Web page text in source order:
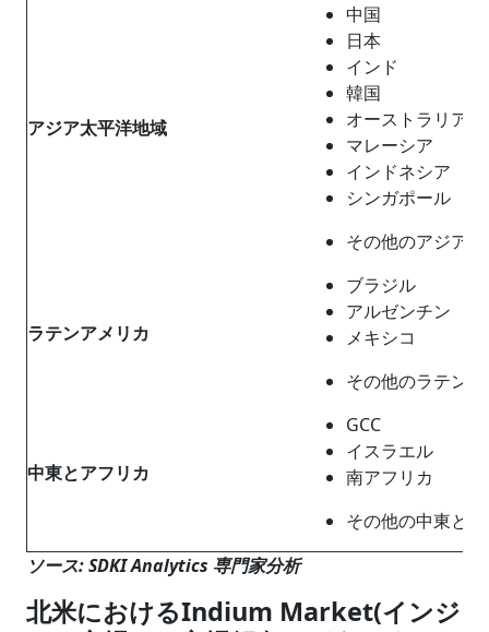
アジア太平洋地域
中国
日本
インド
韓国
オーストラリア
マレーシア
インドネシア
シンガポール
その他のアジア
ラテンアメリカ
ブラジル
アルゼンチン
メキシコ
その他のラテン
中東とアフリカ
GCC
イスラエル
南アフリカ
その他の中東と
ソース: SDKI Analytics 専門家分析
北米におけるIndium Market(インジ